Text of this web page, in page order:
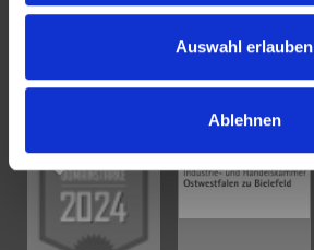
Auswahl erlauben
Ablehnen